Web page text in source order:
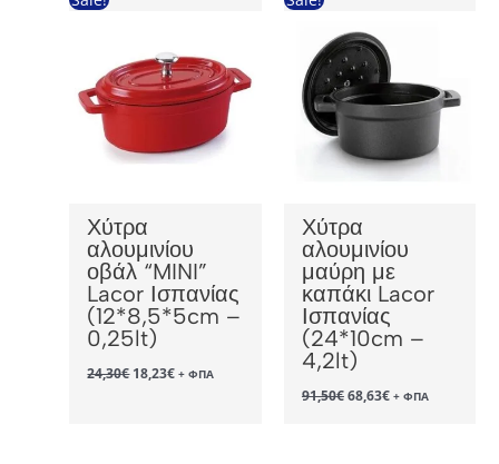
Χύτρα
αλουμινίου
οβάλ “MINI”
Lacor Ισπανίας
(12*8,5*5cm –
0,25lt)
24,30€ Original
price
18,23€Η+ ΦΠΑ
Χύτρα
αλουμινίου
μαύρη με
καπάκι Lacor
Ισπανίας
(24*10cm –
4,2lt)
91,50€Original
price
68,63€Η+ ΦΠΑ